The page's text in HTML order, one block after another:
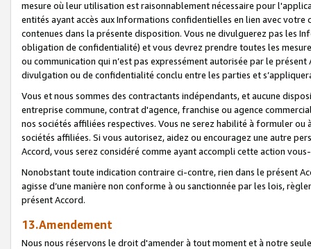
mesure où leur utilisation est raisonnablement nécessaire pour
entités ayant accès aux Informations confidentielles en lien avec
contenues dans la présente disposition. Vous ne divulguerez pas les
obligation de confidentialité) et vous devrez prendre toutes les
ou communication qui n’est pas expressément autorisée par le
divulgation ou de confidentialité conclu entre les parties et
Vous et nous sommes des contractants indépendants, et aucune
entreprise commune, contrat d'agence, franchise ou agence
nos sociétés affiliées respectives. Vous ne serez habilité à formuler
sociétés affiliées. Si vous autorisez, aidez ou encouragez une autre
Accord, vous serez considéré comme ayant accompli cette action
Nonobstant toute indication contraire ci-contre, rien dans le présent
agisse d’une manière non conforme à ou sanctionnée par les lois,
présent Accord.
13.Amendement
Nous nous réservons le droit d'amender à tout moment et à notre